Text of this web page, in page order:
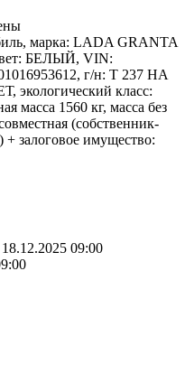
марка: LADA GRANTA
БЕЛЫЙ, VIN:
г/н: Т 237 НА
класс:
масса 1560 кг, масса без
(собственник-
залоговое имущество:
18.12.2025 09:00